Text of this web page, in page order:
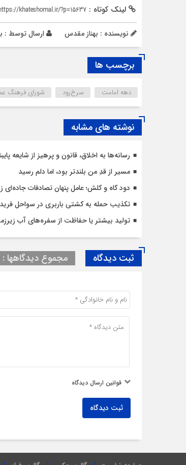
لینک کوتاه : khateshomal.ir/?p=15637
نویسنده : بهناز مقدس ارسال توسط :
برچسب ها
دهه امامت سرخ‌رود شورای فرهنگ
نوشته های مشابه
رسانه‌ها به اخلاق، قانون و پرهیز از شایعه
مسیر از قدِ من بلندتر بود، اما دلم رسید
دود کاه و کلش؛ عامل پنهان تصادفات جاده‌ای
تکذیب حمله به کشتی باربری در سواحل
تولید بیشتر یا حفاظت از سفره‌های آب
ثبت دیدگاه مجموع دیدگاهها : 0
قوانین ارسال دیدگاه
ثبت دیدگاه